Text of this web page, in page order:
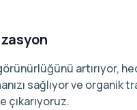
artırıyor,
sağlıyor ve organik
çıkarıyoruz.